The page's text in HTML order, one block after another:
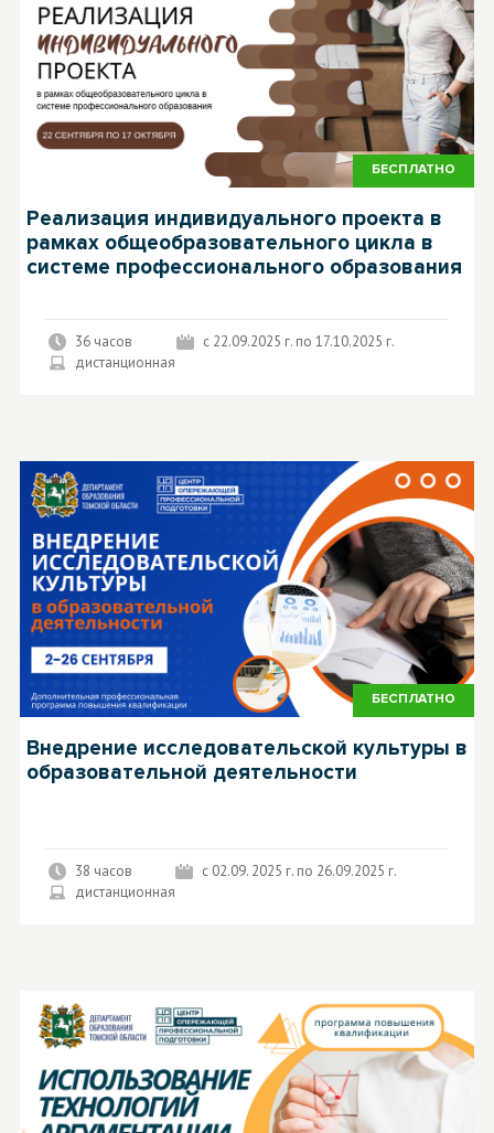
БЕСПЛАТНО
Реализация индивидуального проекта в
рамках общеобразовательного цикла в
системе профессионального образования
36 часов
c 22.09.2025 г. по 17.10.2025 г.
дистанционная
БЕСПЛАТНО
Внедрение исследовательской культуры в
образовательной деятельности
38 часов
с 02.09. 2025 г. по 26.09.2025 г.
дистанционная